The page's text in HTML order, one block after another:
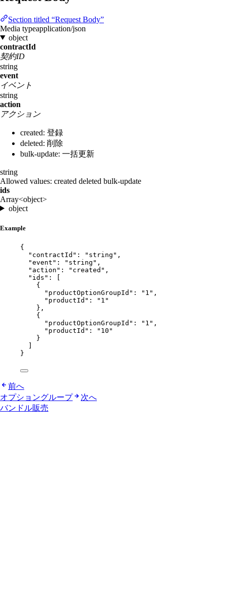
Section titled “Request Body”
Media typeapplication/json
object
contractId
契約ID
string
event
イベント
string
action
アクション
created: 登録
deleted: 削除
bulk-update: 一括更新
string
Allowed values: created deleted bulk-update
ids
Array<object>
object
Example
{
"contractId" : " string " ,
"event" : " string " ,
"action" : " created " ,
"ids" : [
{
"productOptionGroupId" : " 1 " ,
"productId" : " 1 "
},
{
"productOptionGroupId" : " 1 " ,
"productId" : " 10 "
}
}
前へ
オプショングループ
次へ
バンドル販売